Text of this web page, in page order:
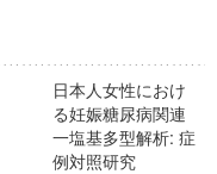
日本人女性におけ
る妊娠糖尿病関連
一塩基多型解析: 症
例対照研究